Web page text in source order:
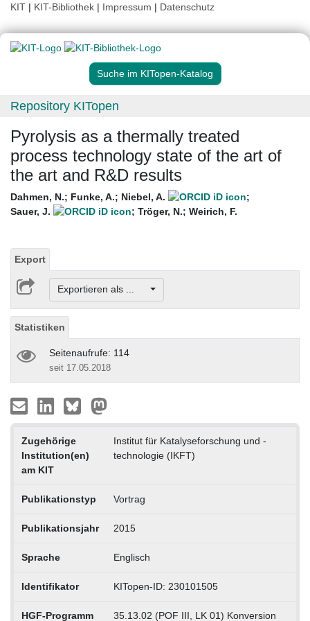
KIT | KIT-Bibliothek | Impressum | Datenschutz
Suche im KITopen-Katalog
Repository KITopen
Pyrolysis as a thermally treated
process technology state of the art of
the art and R&D results
Dahmen, N.; Funke, A.; Niebel, A.
;
Sauer, J.
; Tröger, N.; Weirich, F.
Export
Exportieren als ...
Statistiken
Seitenaufrufe: 114
seit 17.05.2018
Zugehörige
Institution(en)
am KIT
Institut für Katalyseforschung und -
technologie (IKFT)
Publikationstyp Vortrag
Publikationsjahr 2015
Sprache Englisch
Identifikator KITopen-ID: 230101505
HGF-Programm 35.13.02 (POF III, LK 01) Konversion